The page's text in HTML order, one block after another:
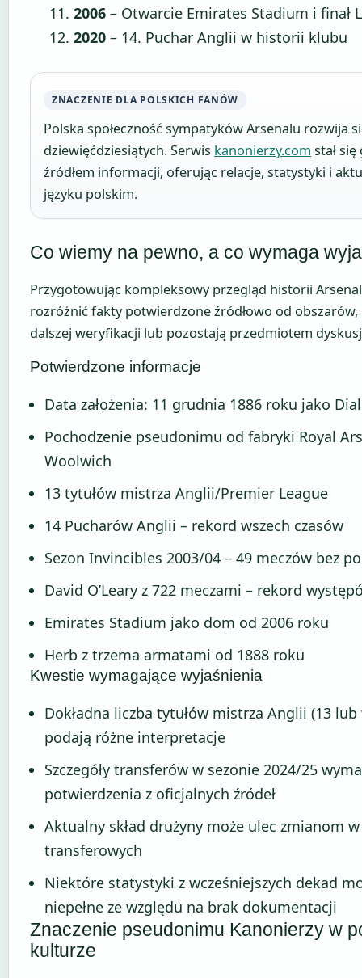
2006 – Otwarcie Emirates Stadium i finał
2020 – 14. Puchar Anglii w historii klubu
ZNACZENIE DLA POLSKICH FANÓW
Polska społeczność sympatyków Arsenalu rozwija
dziewięćdziesiątych. Serwis kanonierzy.com stał
źródłem informacji, oferując relacje, statystyki i
języku polskim.
Co wiemy na pewno, a co wymaga
Przygotowując kompleksowy przegląd historii
rozróżnić fakty potwierdzone źródłowo od
dalszej weryfikacji lub pozostają przedmiotem
Potwierdzone informacje
Data założenia: 11 grudnia 1886 roku jako
Pochodzenie pseudonimu od fabryki Royal
Woolwich
13 tytułów mistrza Anglii/Premier League
14 Pucharów Anglii – rekord wszech czasów
Sezon Invincibles 2003/04 – 49 meczów bez
David O’Leary z 722 meczami – rekord
Emirates Stadium jako dom od 2006 roku
Herb z trzema armatami od 1888 roku
Kwestie wymagające wyjaśnienia
Dokładna liczba tytułów mistrza Anglii (13 lub
podają różne interpretacje
Szczegóły transferów w sezonie 2024/25
potwierdzenia z oficjalnych źródeł
Aktualny skład drużyny może ulec zmianom
transferowych
Niektóre statystyki z wcześniejszych dekad
niepełne ze względu na brak dokumentacji
Znaczenie pseudonimu Kanonierzy w
kulturze